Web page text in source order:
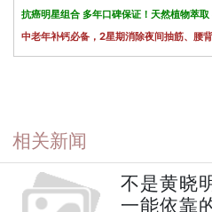
抗癌明星组合 多年口碑保证！天然植物萃
中老年补钙必备，2星期消除夜间抽筋、腰
相关新闻
不是黄晓
一能依靠